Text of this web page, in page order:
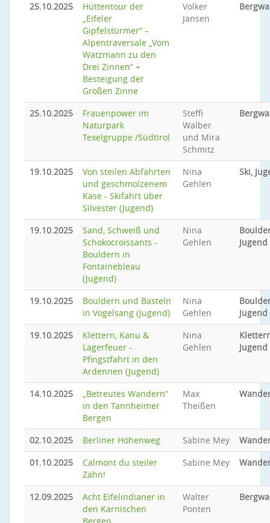
25.10.2025
Hüttentour der
„Eifeler
Gipfelstürmer“ –
Alpentraversale „Vom
Watzmann zu den
Drei Zinnen“ +
Besteigung der
Großen Zinne
Volker
Jansen
25.10.2025
Frauenpower im
Naturpark
Texelgruppe /Südtirol
Steffi
Walber
und Mira
Schmitz
19.10.2025
Von steilen Abfahrten
und geschmolzenem
Käse - Skifahrt über
Silvester (Jugend)
Nina
Gehlen
Ski,
19.10.2025
Sand, Schweiß und
Schokocroissants -
Bouldern in
Fontainebleau
(Jugend)
Nina
Gehlen
Jugend
19.10.2025
Bouldern und Basteln
in Vogelsang (Jugend)
Nina
Gehlen
Jugend
19.10.2025
Klettern, Kanu &
Lagerfeuer -
Pfingstfahrt in den
Ardennen (Jugend)
Nina
Gehlen
Jugend
14.10.2025
„Betreutes Wandern“
in den Tannheimer
Bergen
Max
Theißen
02.10.2025 Berliner Höhenweg Sabine Mey
01.10.2025
Calmont du steiler
Zahn!
Sabine Mey
12.09.2025
Acht Eifelindianer in
den Karnischen
Walter
Ponten